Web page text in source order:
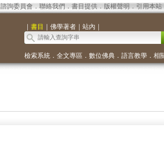
諮詢委員會． 聯絡我們 ． 書目提供． 版權聲明 ． 引用本站
｜ 書目 ｜ 佛學著者｜ 站內 ｜
檢索系統． 全文專區 ． 數位佛典． 語言教學． 相